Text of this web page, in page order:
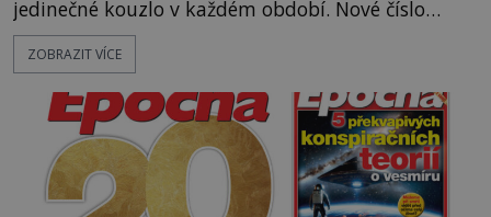
jedinečné kouzlo v každém období. Nové číslo
Světa na dlani Speciál vás zve na cestu plnou
inspirace, dobrodružství i romantiky. Přinášíme
Evropy v celé její podobě. Města s
neopakovatelnou atmosférou Vydejte se s námi na
prohlídku měst, která patří k
ZOBRAZIT VÍCE